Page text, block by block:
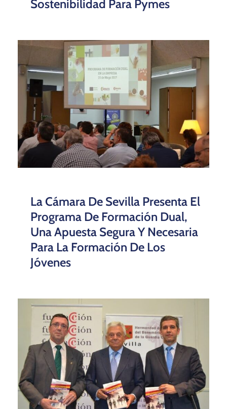
Sostenibilidad Para Pymes
La Cámara De Sevilla Presenta El
Programa De Formación Dual,
Una Apuesta Segura Y Necesaria
Para La Formación De Los
Jóvenes